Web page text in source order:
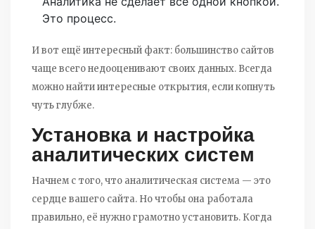
Это процесс.
И вот ещё интересный факт: большинство сайтов
чаще всего недооценивают своих данных. Всегда
можно найти интересные открытия, если копнуть
чуть глубже.
Установка и настройка
аналитических систем
Начнем с того, что аналитическая система — это
сердце вашего сайта. Но чтобы она работала
правильно, её нужно грамотно установить. Когда